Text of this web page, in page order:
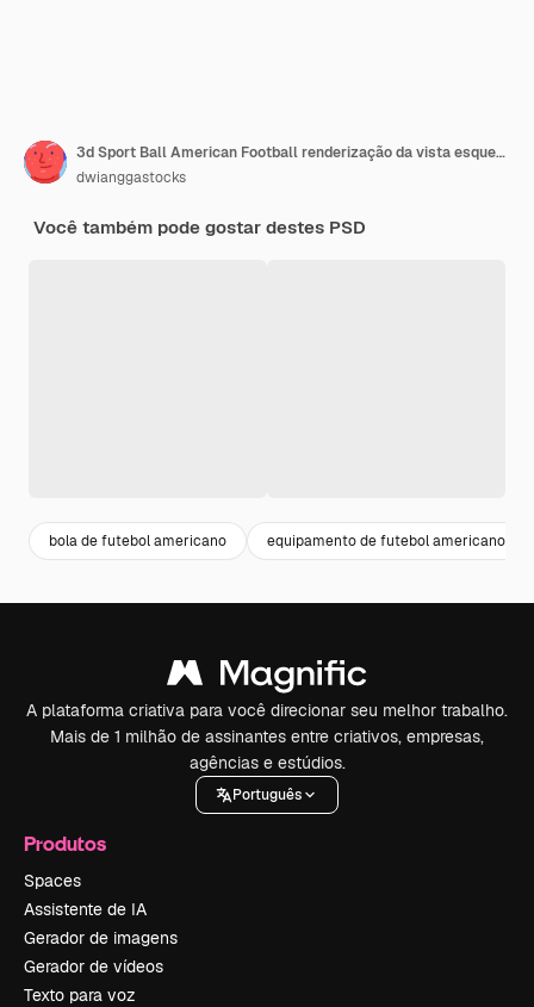
3d Sport Ball American Football renderização da vista esquerda
dwianggastocks
Você também pode gostar destes PSD
bola de futebol americano equipamento de futebol americano
A plataforma criativa para você direcionar seu melhor trabalho.
Mais de 1 milhão de assinantes entre criativos, empresas,
agências e estúdios.
Português
Produtos
Spaces
Assistente de IA
Gerador de imagens
Gerador de vídeos
Texto para voz